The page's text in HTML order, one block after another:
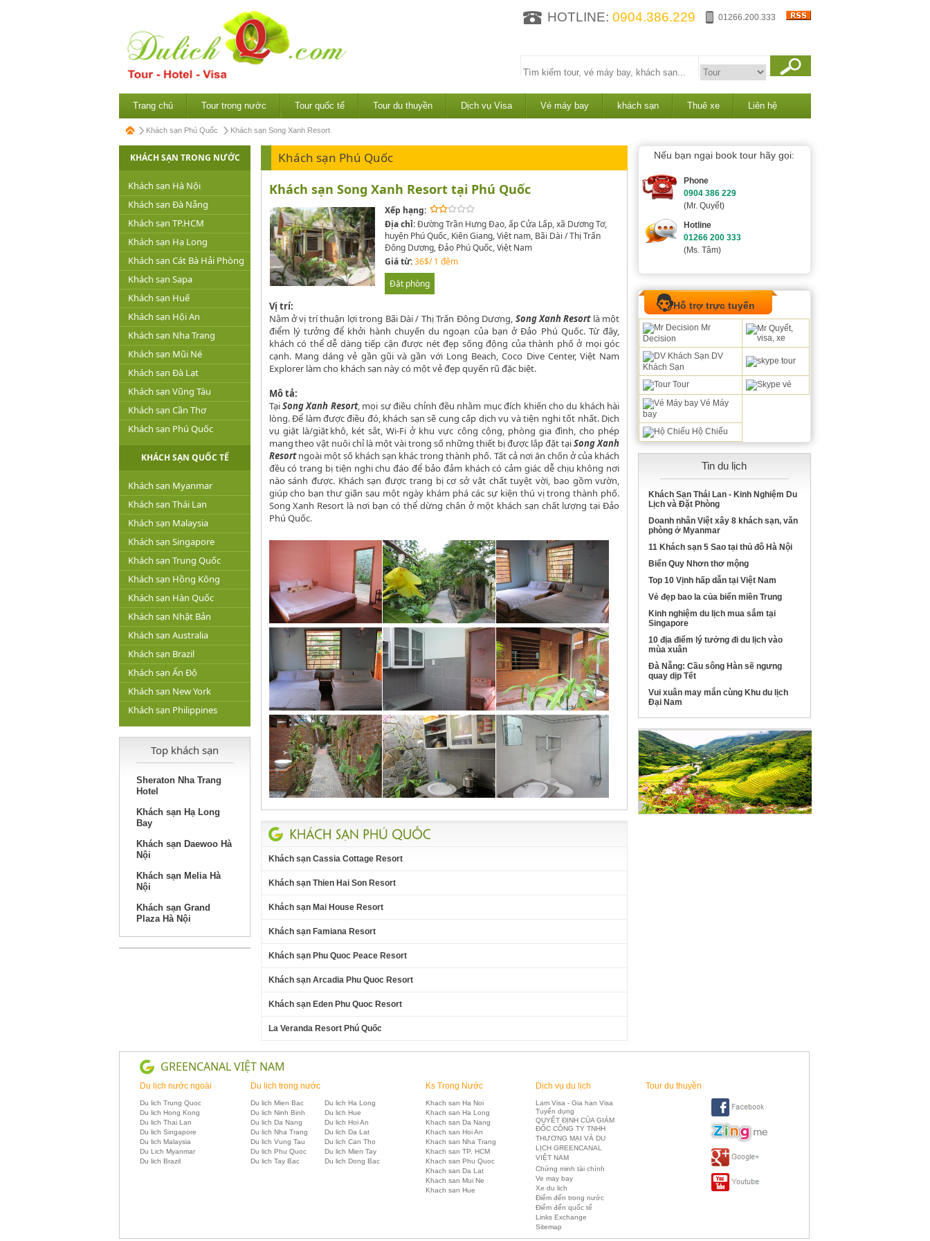
HOTLINE: 0904.386.229 01266.200.333
Trang chủ Tour trong nước Tour quốc tế Tour du thuyền Dịch vụ Visa Vé máy bay khách sạn Thuê xe Liên hệ
Khách sạn Phú Quốc Khách sạn Song Xanh Resort
KHÁCH SẠN TRONG NƯỚC
Khách sạn Hà Nội
Khách sạn Đà Nẵng
Khách sạn TP.HCM
Khách sạn Hạ Long
Khách sạn Cát Bà Hải Phòng
Khách sạn Sapa
Khách sạn Huế
Khách sạn Hội An
Khách sạn Nha Trang
Khách sạn Mũi Né
Khách sạn Đà Lạt
Khách sạn Vũng Tàu
Khách sạn Cần Thơ
Khách sạn Phú Quốc
KHÁCH SẠN QUỐC TẾ
Khách sạn Myanmar
Khách sạn Thái Lan
Khách sạn Malaysia
Khách sạn Singapore
Khách sạn Trung Quốc
Khách sạn Hồng Kông
Khách sạn Hàn Quốc
Khách sạn Nhật Bản
Khách sạn Australia
Khách sạn Brazil
Khách sạn Ấn Độ
Khách sạn New York
Khách sạn Philippines
Top khách sạn
Sheraton Nha Trang
Hotel
Khách sạn Hạ Long
Bay
Khách sạn Daewoo Hà
Nội
Khách sạn Melia Hà
Nội
Khách sạn Grand
Plaza Hà Nội
Khách sạn Phú Quốc
Khách sạn Song Xanh Resort tại Phú Quốc
Xếp hạng:
Địa chỉ:Đường Trần Hưng Đạo, ấp Cửa Lấp, xã Dương Tơ,
huyện Phú Quốc, Kiên Giang, Việt nam, Bãi Dài / Thị Trấn
Đông Dương, Đảo Phú Quốc, Việt Nam
Giá từ:36$/ 1 đêm
Đặt phòng
Vị trí:
Nằm ở vị trí thuận lợi trong Bãi Dài / Thị Trấn Đông Dương, Song Xanh Resortlà một
điểm lý tưởng để khởi hành chuyến du ngoạn của bạn ở Đảo Phú Quốc. Từ đây,
khách có thể dễ dàng tiếp cận được nét đẹp sống động của thành phố ở mọi góc
cạnh. Mang dáng vẻ gần gũi và gần với Long Beach, Coco Dive Center, Việt Nam
Explorer làm cho khách sạn này có một vẻ đẹp quyến rũ đặc biệt.
Mô tả:
TạiSong Xanh Resort, mọi sự điều chỉnh đều nhằm mục đích khiến cho du khách hài
lòng. Để làm được điều đó, khách sạn sẽ cung cấp dịch vụ và tiện nghi tốt nhất. Dịch
vụ giặt là/giặt khô, két sắt, Wi-Fi ở khu vực công cộng, phòng gia đình, cho phép
mang theo vật nuôi chỉ là một vài trong số những thiết bị được lắp đặt tạiSong Xanh
Resortngoài một số khách sạn khác trong thành phố. Tất cả nơi ăn chốn ở của khách
đều có trang bị tiện nghi chu đáo để bảo đảm khách có cảm giác dễ chịu không nơi
nào sánh được. Khách sạn được trang bị cơ sở vật chất tuyệt vời, bao gồm vườn,
giúp cho bạn thư giãn sau một ngày khám phá các sự kiện thú vị trong thành phố.
Song Xanh Resort là nơi bạn có thể dừng chân ở một khách sạn chất lượng tại Đảo
Phú Quốc.
Khách sạn Cassia Cottage Resort
Khách sạn Thien Hai Son Resort
Khách sạn Mai House Resort
Khách sạn Famiana Resort
Khách sạn Phu Quoc Peace Resort
Khách sạn Arcadia Phu Quoc Resort
Khách sạn Eden Phu Quoc Resort
La Veranda Resort Phú Quốc
Nếu bạn ngại book tour hãy gọi:
Phone
0904 386 229
(Mr. Quyết)
Hotline
01266 200 333
(Ms. Tâm)
Hỗ trợ trực tuyến
Mr
Decision
DV
Khách Sạn
Tour
Vé Máy
bay
Hộ Chiếu
Tin du lịch
Khách Sạn Thái Lan - Kinh Nghiệm Du
Lịch và Đặt Phòng
Doanh nhân Việt xây 8 khách sạn, văn
phòng ở Myanmar
11 Khách sạn 5 Sao tại thủ đô Hà Nội
Biển Quy Nhơn thơ mộng
Top 10 Vịnh hấp dẫn tại Việt Nam
Vẻ đẹp bao la của biển miền Trung
Kinh nghiệm du lịch mua sắm tại
Singapore
10 địa điểm lý tưởng đi du lịch vào
mùa xuân
Đà Nẵng: Cầu sông Hàn sẽ ngưng
quay dịp Tết
Vui xuân may mắn cùng Khu du lịch
Đại Nam
GREENCANAL VIỆT NAM
Du lịch nước ngoài
Du lich Trung Quoc
Du lich Hong Kong
Du lich Thai Lan
Du lich Singapore
Du lich Malaysia
Du Lich Myanmar
Du lich Brazil
Du lịch trong nước
Du lich Mien Bac
Du lich Ha Long
Du lich Ninh Binh
Du lich Hue
Du lich Da Nang
Du lich Hoi An
Du lich Nha Trang
Du lich Da Lat
Du lich Vung Tau
Du lich Can Tho
Du lich Phu Quoc
Du lich Mien Tay
Du lich Tay Bac
Du lich Dong Bac
Ks Trong Nước
Khach san Ha Noi
Khach san Ha Long
Khach san Da Nang
Khach san Hoi An
Khach san Nha Trang
Khach san TP. HCM
Khach san Phu Quoc
Khach san Da Lat
Khach san Mui Ne
Khach san Hue
Dịch vụ du lịch
Lam Visa - Gia han Visa
Tuyển dụng
QUYẾT ĐỊNH CỦA GIÁM
ĐỐC CÔNG TY TNHH
THƯƠNG MẠI VÀ DU
LỊCH GREENCANAL
VIỆT NAM
Chứng minh tài chính
Ve may bay
Xe du lich
Điểm đến trong nước
Điểm đến quốc tế
Links Exchange
Sitemap
Tour du thuyền